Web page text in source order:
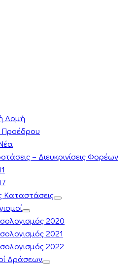
Δομή
Προέδρου
– Διευκρινίσεις Φορέων
Καταστάσεις
2020
2021
2022
Δράσεων